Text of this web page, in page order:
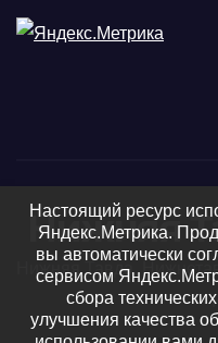
Нижняя
Нижняя Тавда,
Настоящий ресурс
Яндекс.Метрика.
вы автоматически
сервисом
сбора
улучшения качества